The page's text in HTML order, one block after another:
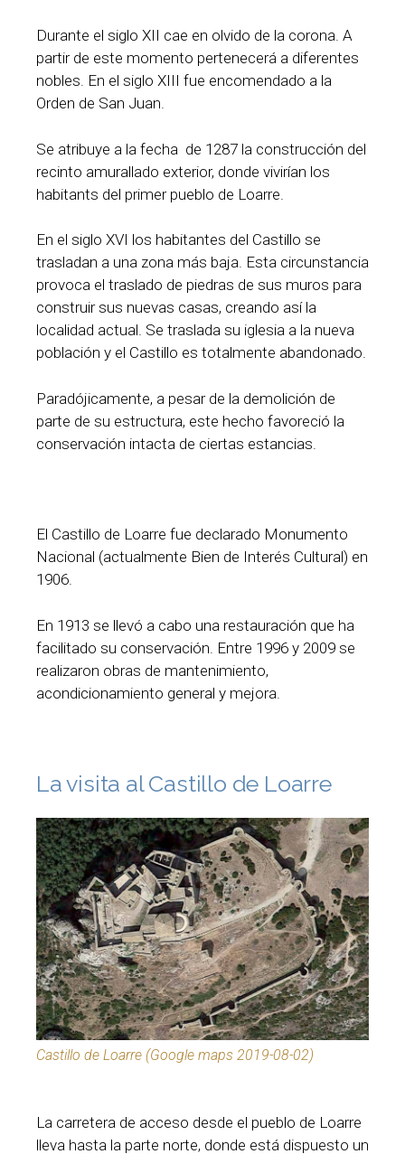
Durante el siglo XII cae en olvido de la corona. A
partir de este momento pertenecerá a diferentes
nobles. En el siglo XIII fue encomendado a la
Orden de San Juan.
Se atribuye a la fecha de 1287 la construcción del
recinto amurallado exterior, donde vivirían los
habitants del primer pueblo de Loarre.
En el siglo XVI los habitantes del Castillo se
trasladan a una zona más baja. Esta circunstancia
provoca el traslado de piedras de sus muros para
construir sus nuevas casas, creando así la
localidad actual. Se traslada su iglesia a la nueva
población y el Castillo es totalmente abandonado.
Paradójicamente, a pesar de la demolición de
parte de su estructura, este hecho favoreció la
conservación intacta de ciertas estancias.
El Castillo de Loarre fue declarado Monumento
Nacional (actualmente Bien de Interés Cultural) en
1906.
En 1913 se llevó a cabo una restauración que ha
facilitado su conservación. Entre 1996 y 2009 se
realizaron obras de mantenimiento,
acondicionamiento general y mejora.
La visita al Castillo de Loarre
Castillo de Loarre (Google maps 2019-08-02)
La carretera de acceso desde el pueblo de Loarre
lleva hasta la parte norte, donde está dispuesto un